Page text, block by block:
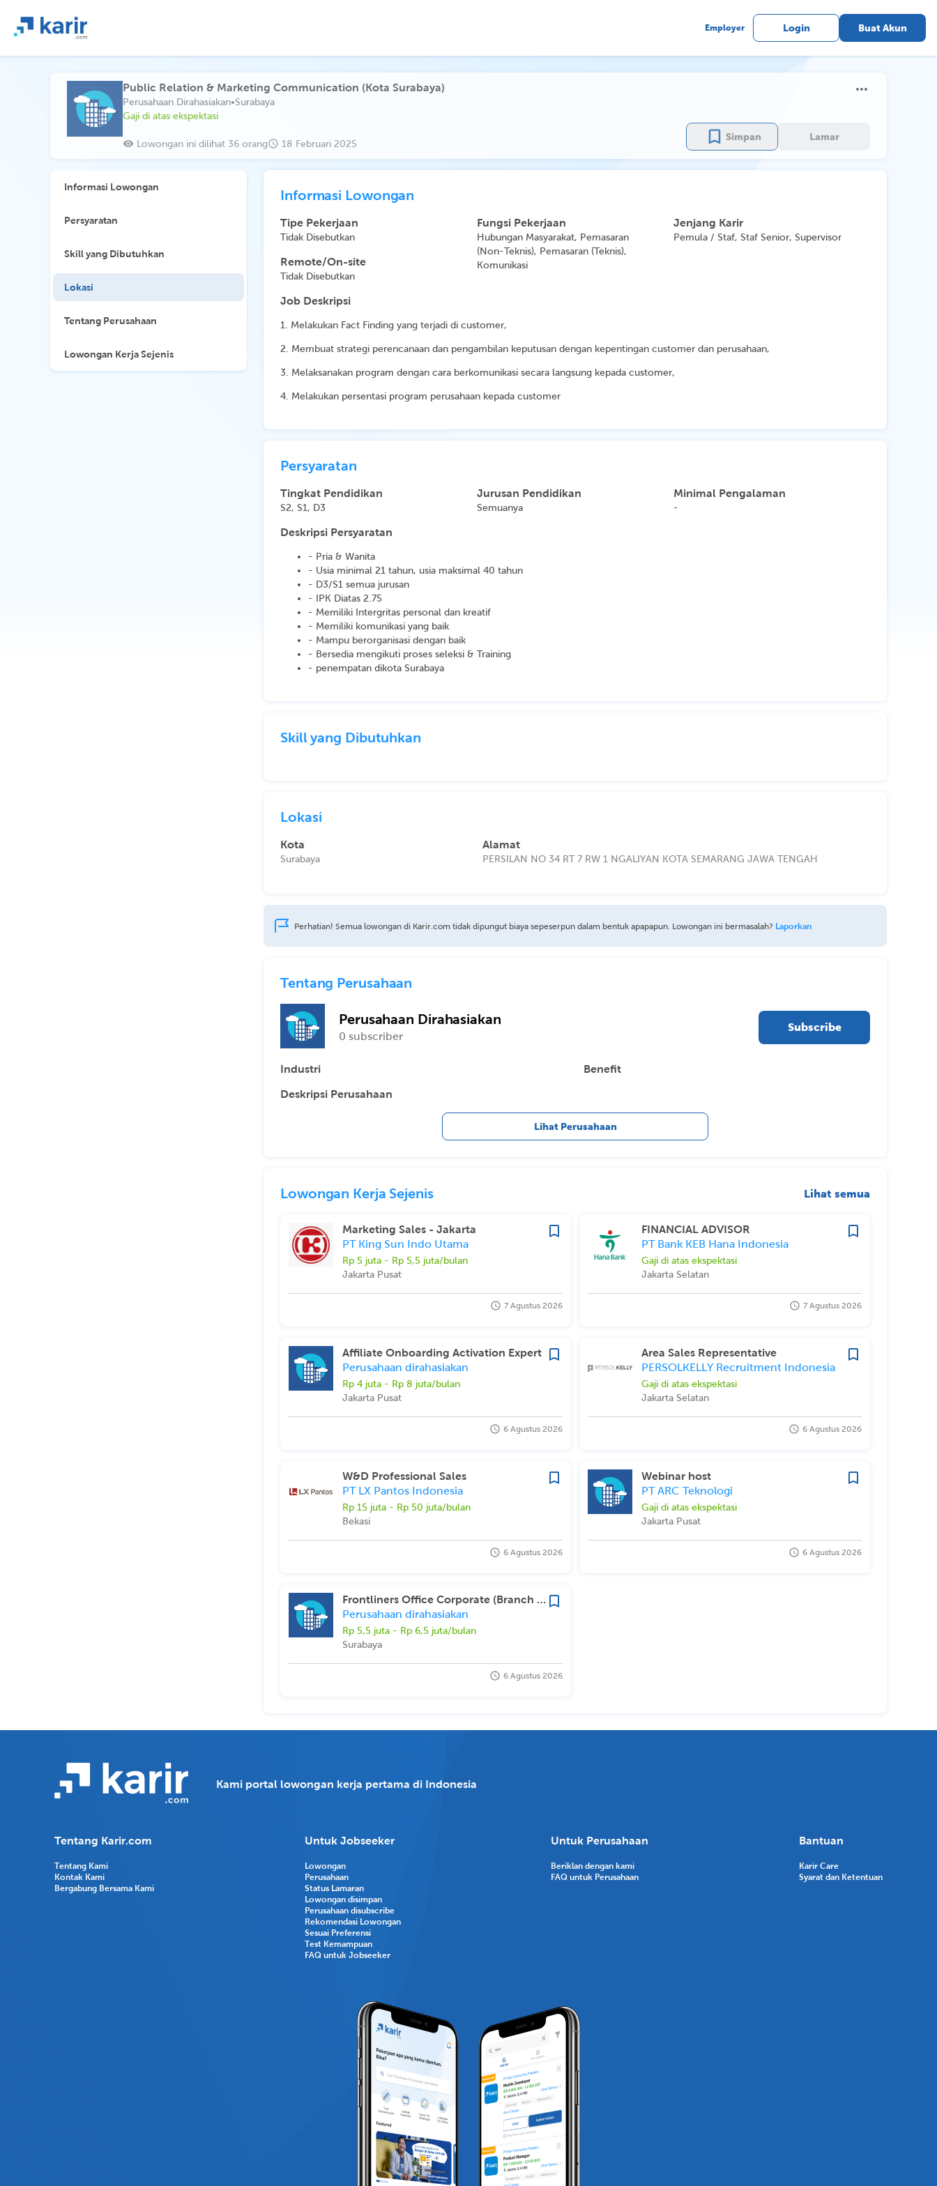
Employer Login Buat Akun
Public Relation & Marketing Communication (Kota Surabaya)
Perusahaan Dirahasiakan•Surabaya
Gaji di atas ekspektasi
Lowongan ini dilihat 36 orang 18 Februari 2025
Simpan Lamar
Informasi Lowongan
Persyaratan
Skill yang Dibutuhkan
Lokasi
Tentang Perusahaan
Lowongan Kerja Sejenis
Informasi Lowongan
Tipe Pekerjaan
Tidak Disebutkan
Remote/On-site
Tidak Disebutkan
Fungsi Pekerjaan
Hubungan Masyarakat, Pemasaran
(Non-Teknis), Pemasaran (Teknis),
Komunikasi
Jenjang Karir
Pemula / Staf, Staf Senior, Supervisor
Job Deskripsi
1. Melakukan Fact Finding yang terjadi di customer,
2. Membuat strategi perencanaan dan pengambilan keputusan dengan kepentingan customer dan perusahaan,
3. Melaksanakan program dengan cara berkomunikasi secara langsung kepada customer,
4. Melakukan persentasi program perusahaan kepada customer
Persyaratan
Tingkat Pendidikan
S2, S1, D3
Jurusan Pendidikan
Semuanya
Minimal Pengalaman
-
Deskripsi Persyaratan
- Pria & Wanita
- Usia minimal 21 tahun, usia maksimal 40 tahun
- D3/S1 semua jurusan
- IPK Diatas 2.75
- Memiliki Intergritas personal dan kreatif
- Memiliki komunikasi yang baik
- Mampu berorganisasi dengan baik
- Bersedia mengikuti proses seleksi & Training
- penempatan dikota Surabaya
Skill yang Dibutuhkan
Lokasi
Kota
Surabaya
Alamat
PERSILAN NO 34 RT 7 RW 1 NGALIYAN KOTA SEMARANG JAWA TENGAH
Perhatian! Semua lowongan di Karir.com tidak dipungut biaya sepeserpun dalam bentuk apapapun. Lowongan ini bermasalah? Laporkan
Tentang Perusahaan
Perusahaan Dirahasiakan
0 subscriber
Subscribe
Industri
Benefit
Deskripsi Perusahaan
Lihat Perusahaan
Lowongan Kerja Sejenis Lihat semua
Marketing Sales - Jakarta
PT King Sun Indo Utama
Rp 5 juta - Rp 5,5 juta/bulan
Jakarta Pusat
7 Agustus 2026
FINANCIAL ADVISOR
PT Bank KEB Hana Indonesia
Gaji di atas ekspektasi
Jakarta Selatan
7 Agustus 2026
Affiliate Onboarding Activation Expert
Perusahaan dirahasiakan
Rp 4 juta - Rp 8 juta/bulan
Jakarta Pusat
6 Agustus 2026
Area Sales Representative
PERSOLKELLY Recruitment Indonesia
Gaji di atas ekspektasi
Jakarta Selatan
6 Agustus 2026
W&D Professional Sales
PT LX Pantos Indonesia
Rp 15 juta - Rp 50 juta/bulan
Bekasi
6 Agustus 2026
Webinar host
PT ARC Teknologi
Gaji di atas ekspektasi
Jakarta Pusat
6 Agustus 2026
Frontliners Office Corporate (Branch Surabaya)
Perusahaan dirahasiakan
Rp 5,5 juta - Rp 6,5 juta/bulan
Surabaya
6 Agustus 2026
Kami portal lowongan kerja pertama di Indonesia
Tentang Karir.com
Tentang Kami
Kontak Kami
Bergabung Bersama Kami
Untuk Jobseeker
Lowongan
Perusahaan
Status Lamaran
Lowongan disimpan
Perusahaan disubscribe
Rekomendasi Lowongan
Sesuai Preferensi
Test Kemampuan
FAQ untuk Jobseeker
Untuk Perusahaan
Beriklan dengan kami
FAQ untuk Perusahaan
Bantuan
Karir Care
Syarat dan Ketentuan